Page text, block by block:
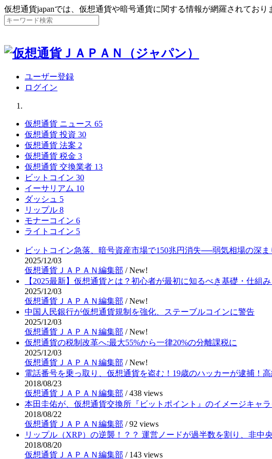
仮想通貨japanでは、仮想通貨や暗号通貨に関する情報が網羅されてお
ユーザー登録
ログイン
仮想通貨 ニュース 65
仮想通貨 投資 30
仮想通貨 法案 2
仮想通貨 税金 3
仮想通貨 交換業者 13
ビットコイン 30
イーサリアム 10
ダッシュ 5
リップル 8
モナーコイン 6
ライトコイン 5
ビットコイン急落、暗号資産市場で150兆円消失──弱気相場の深
2025/12/03
仮想通貨ＪＡＰＡＮ編集部 /New!
【2025最新】仮想通貨とは？初心者が最初に知るべき基礎・仕組
2025/12/03
仮想通貨ＪＡＰＡＮ編集部 /New!
中国人民銀行が仮想通貨規制を強化、ステーブルコインに警告
2025/12/03
仮想通貨ＪＡＰＡＮ編集部 /New!
仮想通貨の税制改革へ:最大55%から一律20%の分離課税に
2025/12/03
仮想通貨ＪＡＰＡＮ編集部 /New!
電話番号を乗っ取り、仮想通貨を盗む！19歳のハッカーが逮捕！
2018/08/23
仮想通貨ＪＡＰＡＮ編集部 /438 views
本田圭佑が、仮想通貨交換所『ビットポイント』のイメージキャラ
2018/08/22
仮想通貨ＪＡＰＡＮ編集部 /92 views
リップル（XRP）の逆襲！？？ 運営ノードが過半数を割り、非中
2018/08/20
仮想通貨ＪＡＰＡＮ編集部 / 143 views